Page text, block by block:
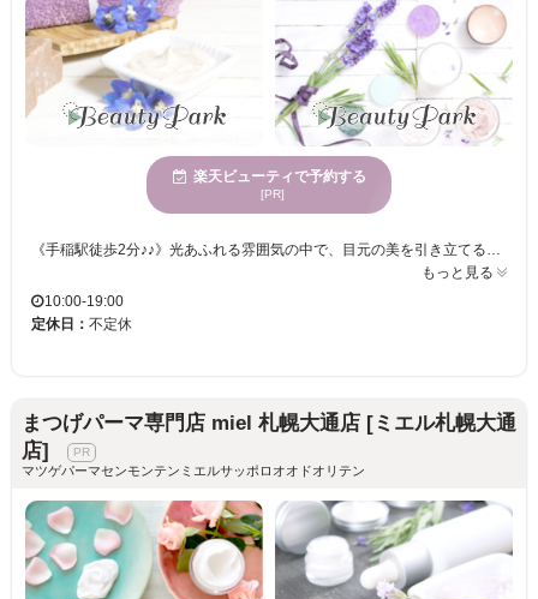
楽天ビューティで予約する
[PR]
《手稲駅徒歩2分♪♪》光あふれる雰囲気の中で、目元の美を引き立てる時間を提供！マツエク技術に優れたスタッフが、一人ひとりの理想を叶えます☆様々な世代に愛される、どんな方にも嬉しいサロン！ MAQUIA 手稲駅前店は、心が弾むような広々とした空間でお客様をお迎えします。幅広く様々な年齢層のお客様に親しまれ、トレンドを踏まえたマツエクが得意です。まつげの美しさを引き立てるための丁寧な施術と繊細な技術を駆使し、お客様の理想に近づけます。自分の魅力を最大限に引き出したい方、個性的でありながら自然な仕上がりを求める方にぴったりのサロンです。MAQUIA 手稲駅前店は、お手頃価格で何度でも楽しめるところも嬉しいポイントです。気持ちのよい明るさの中で、理想のまつげに出会う時間をお過ごしください。
もっと見る
10:00-19:00
定休日： 不定休
まつげパーマ専門店 miel 札幌大通店 [ミエル札幌大通
店]
マツゲパーマセンモンテンミエルサッポロオオドオリテン